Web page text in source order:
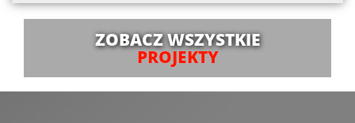
ZOBACZ WSZYSTKIE
PROJEKTY